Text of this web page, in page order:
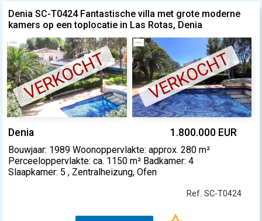
Denia SC-T0424 Fantastische villa met grote moderne
kamers op een toplocatie in Las Rotas, Denia
VERKOCHT VERKOCHT
Denia 1.800.000 EUR
Bouwjaar: 1989 Woonoppervlakte: approx. 280 m²
Perceeloppervlakte: ca. 1150 m² Badkamer: 4
Slaapkamer: 5 , Zentralheizung, Ofen
Ref. SC-T0424